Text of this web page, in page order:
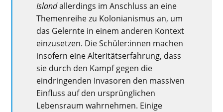
Islandallerdings im Anschluss an eine
Themenreihe zu Kolonianismus an, um
das Gelernte in einem anderen Kontext
einzusetzen. Die Schüler:innen machen
insofern eine Alteritätserfahrung, dass
sie durch den Kampf gegen die
eindringenden Invasoren den massiven
Einfluss auf den ursprünglichen
Lebensraum wahrnehmen. Einige